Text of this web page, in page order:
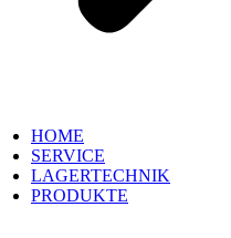
HOME
SERVICE
LAGERTECHNIK
PRODUKTE